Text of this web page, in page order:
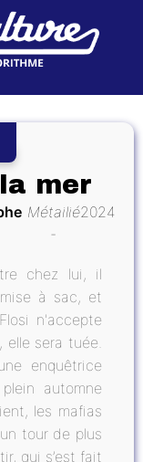
mer
Métailié2024
chez lui, il
à sac, et
n'accepte
elle sera tuée.
enquêtrice
automne
les mafias
tour de plus
qui s’est fait